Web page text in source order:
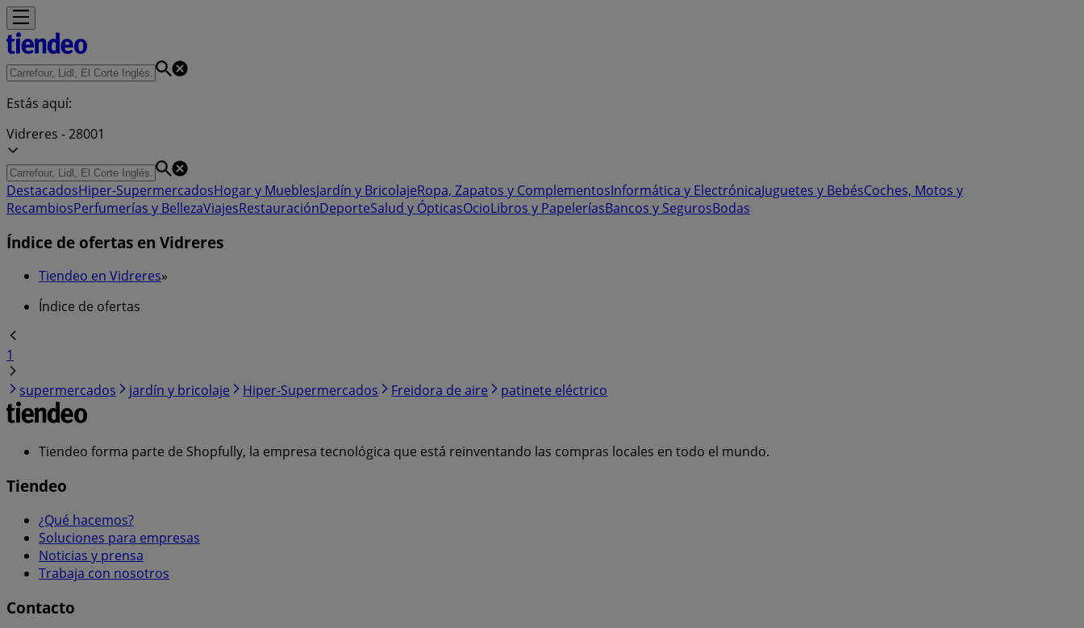
Estás aquí:
Vidreres - 28001
DestacadosHiper-SupermercadosHogar y MueblesJardín y BricolajeRopa, Zapatos y ComplementosInformática y ElectrónicaJuguetes y BebésCoches, Motos y
RecambiosPerfumerías y BellezaViajesRestauraciónDeporteSalud y ÓpticasOcioLibros y PapeleríasBancos y SegurosBodas
Índice de ofertas en Vidreres
Tiendeo en Vidreres»
Índice de ofertas
1
supermercados
jardín y bricolaje Hiper-Supermercados Freidora de aire patinete eléctrico
Tiendeo forma parte de Shopfully, la empresa tecnológica que está reinventando las compras locales en todo el mundo.
Tiendeo
¿Qué hacemos?
Soluciones para empresas
Noticias y prensa
Trabaja con nosotros
Contacto